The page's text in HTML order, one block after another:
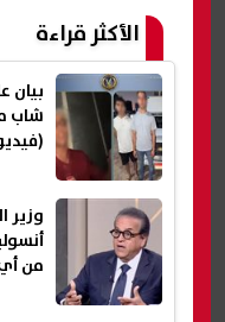
الأكثر قراءة
بيان
شاب
وزير
من